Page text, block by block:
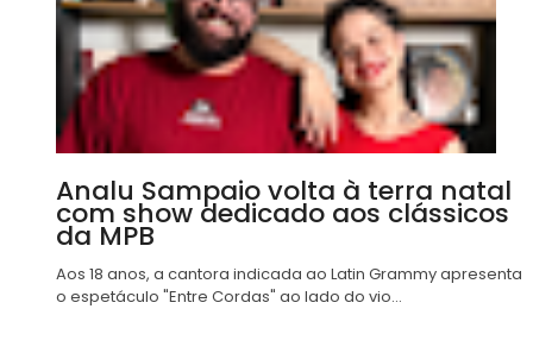
Analu Sampaio volta à terra natal
com show dedicado aos clássicos
da MPB
Aos 18 anos, a cantora indicada ao Latin Grammy apresenta
o espetáculo "Entre Cordas" ao lado do vio...